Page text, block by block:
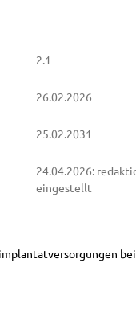
2.1
26.02.2026
25.02.2031
24.04.2026:
eingestellt